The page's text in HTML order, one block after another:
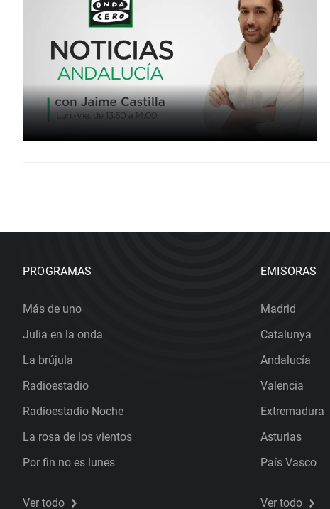
PROGRAMAS
Más de uno
Julia en la onda
La brújula
Radioestadio
Radioestadio Noche
La rosa de los vientos
Por fin no es lunes
Ver todo
EMISORAS
Madrid
Catalunya
Andalucía
Valencia
Extremadura
Asturias
País Vasco
Ver todo